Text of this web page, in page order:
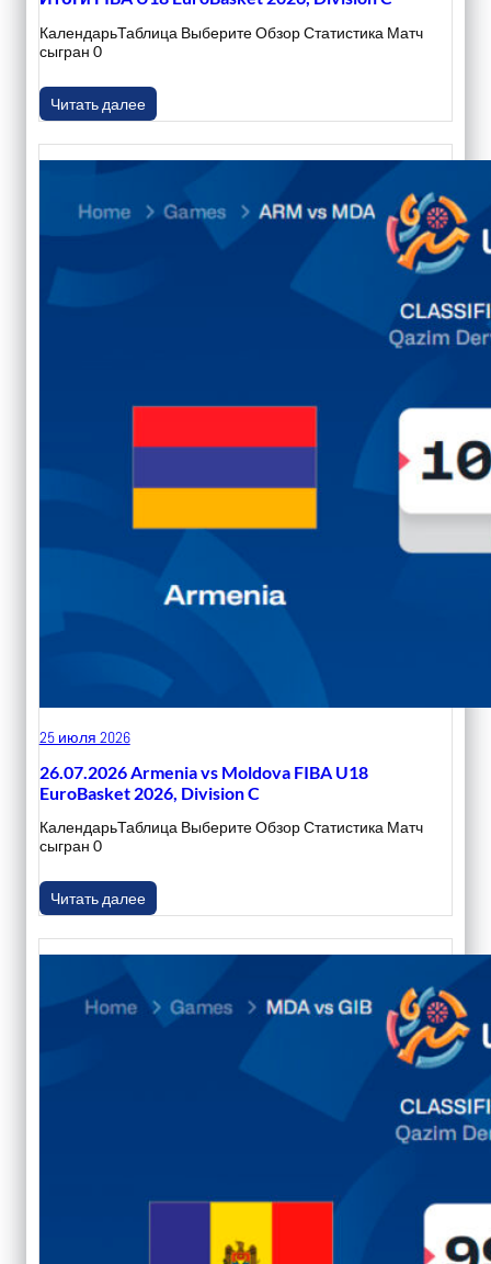
КалендарьТаблица Выберите Обзор Статистика Матч
сыгран 0
Читать далее
25 июля 2026
26.07.2026 Armenia vs Moldova FIBA U18
EuroBasket 2026, Division C
КалендарьТаблица Выберите Обзор Статистика Матч
сыгран 0
Читать далее